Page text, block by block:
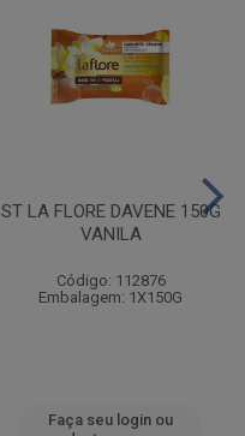
ST LA FLORE DAVENE 150G
VANILA
Código: 112876
Embalagem: 1X150G
Faça seu login ou